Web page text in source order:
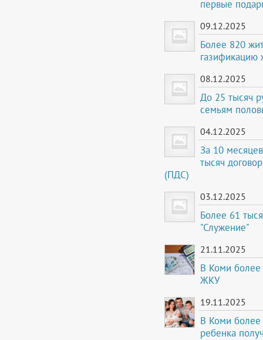
первые
09.12.2025
Более 820
газификацию
08.12.2025
До 25 тысяч
семьям
04.12.2025
За 10
тысяч
(ПДС)
03.12.2025
Более 61
"Служение"
21.11.2025
В Коми более
ЖКУ
19.11.2025
В Коми более
ребенка